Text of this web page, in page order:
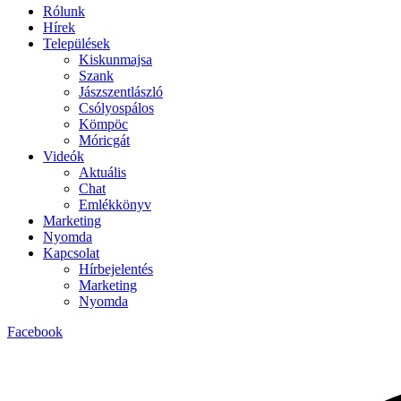
Rólunk
Hírek
Települések
Kiskunmajsa
Szank
Jászszentlászló
Csólyospálos
Kömpöc
Móricgát
Videók
Aktuális
Chat
Emlékkönyv
Marketing
Nyomda
Kapcsolat
Hírbejelentés
Marketing
Nyomda
Facebook